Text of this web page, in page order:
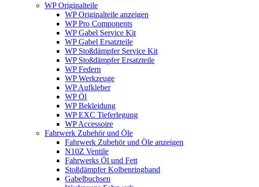
WP Originalteile
WP Originalteile anzeigen
WP Pro Components
WP Gabel Service Kit
WP Gabel Ersatzteile
WP Stoßdämpfer Service Kit
WP Stoßdämpfer Ersatzteile
WP Federn
WP Werkzeuge
WP Aufkleber
WP Öl
WP Bekleidung
WP EXC Tieferlegung
WP Accessoire
Fahrwerk Zubehör und Öle
Fahrwerk Zubehör und Öle anzeigen
N10Z Ventile
Fahrwerks Öl und Fett
Stoßdämpfer Kolbenringband
Gabelbuchsen